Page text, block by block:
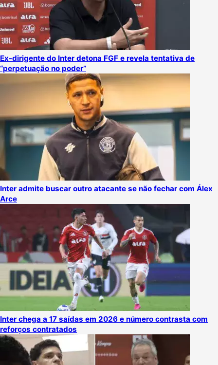
Ex-dirigente do Inter detona FGF e revela tentativa de
“perpetuação no poder”
Inter admite buscar outro atacante se não fechar com Álex
Arce
Inter chega a 17 saídas em 2026 e número contrasta com
reforços contratados